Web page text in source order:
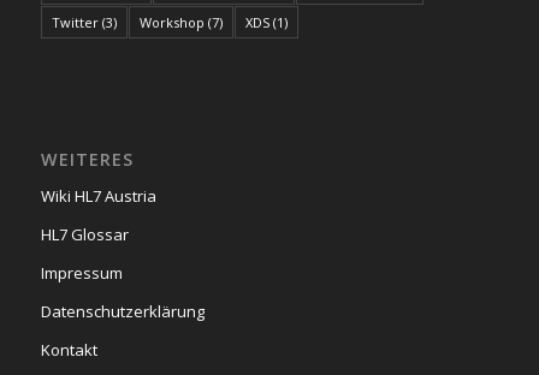
Twitter(3) Workshop (7) XDS(1)
WEITERES
Wiki HL7 Austria
HL7 Glossar
Impressum
Datenschutzerklärung
Kontakt